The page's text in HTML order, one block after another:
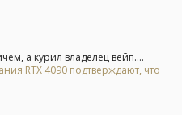
а курил владелец вейп....
RTX 4090 подтверждают, что